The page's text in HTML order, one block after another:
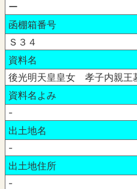
ー
函棚箱番号
Ｓ３４
資料名
後光明天皇皇女 孝子内親
資料名よみ
-
出土地名
-
出土地住所
-